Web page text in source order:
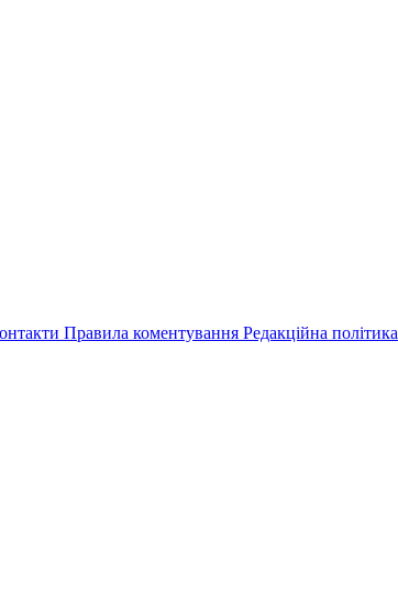
Правила коментування Редакційна політика